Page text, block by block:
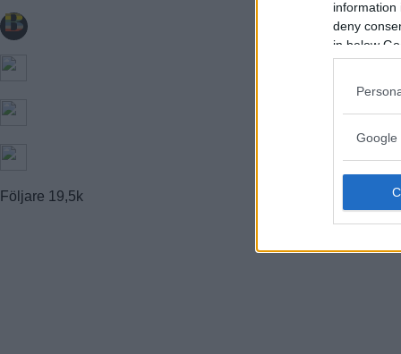
information
deny
in below
Google
Följare 19,5k